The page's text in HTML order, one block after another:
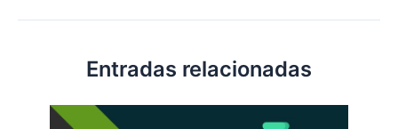
entradas
Entradas relacionadas